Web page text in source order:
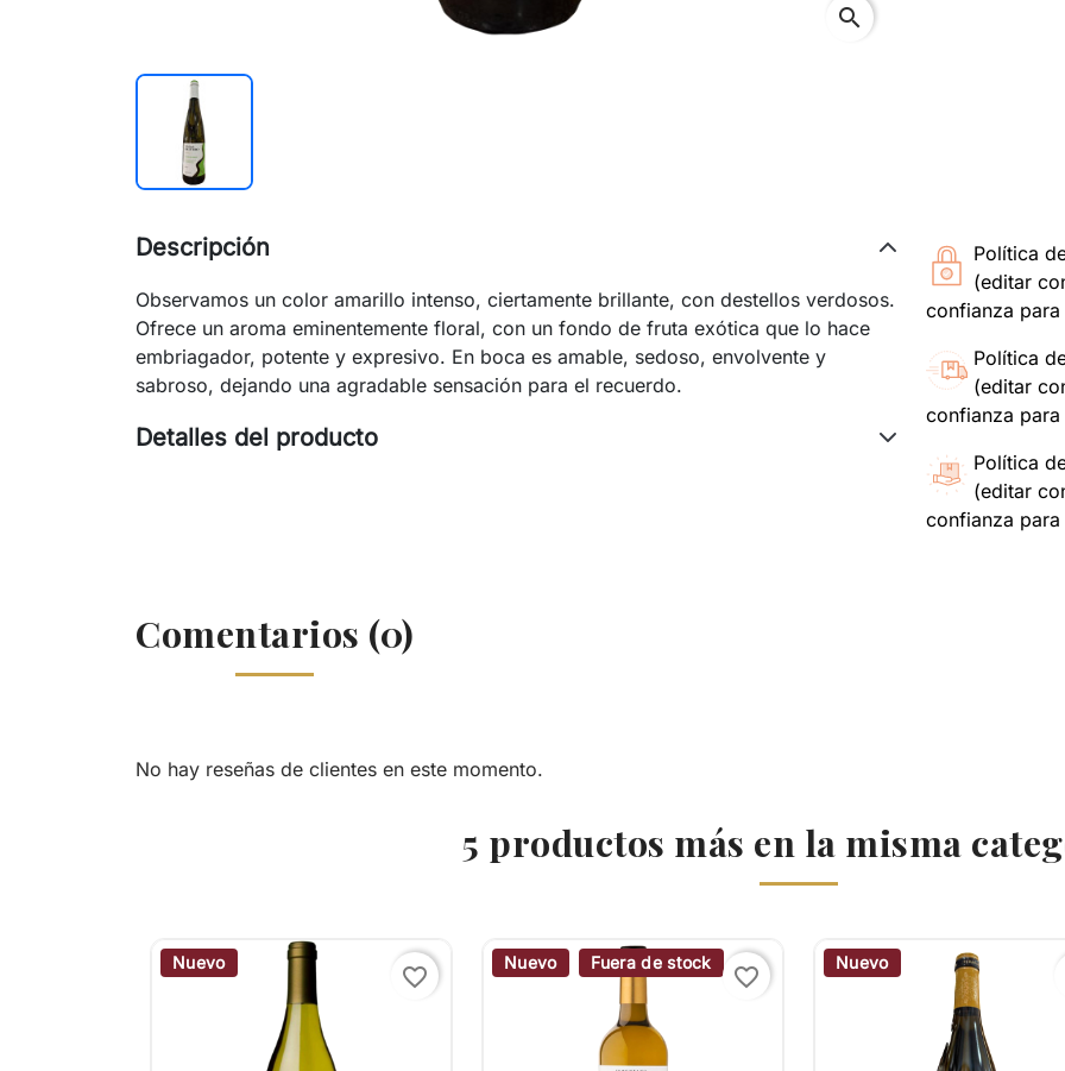
search
Política
(editar
confianza
Política
(editar
confianza
Política
(editar
confianza
Descripción
Observamos un color amarillo intenso, ciertamente brillante, con destellos verdosos.
Ofrece un aroma eminentemente floral, con un fondo de fruta exótica que lo hace
embriagador, potente y expresivo. En boca es amable, sedoso, envolvente y
sabroso, dejando una agradable sensación para el recuerdo.
Detalles del producto
Comentarios (0)
No hay reseñas de clientes en este momento.
5 productos más en la misma
Nuevo
favorite_border
Nuevo Fuera de stock
favorite_border
Nuevo